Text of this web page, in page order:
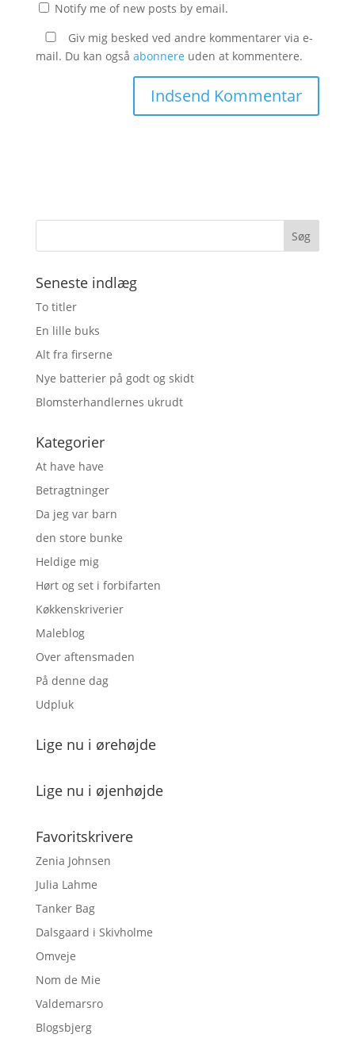
Notify me of new posts by email.
Giv mig besked ved andre kommentarer via e-
mail. Du kan også abonnere uden at kommentere.
Seneste indlæg
To titler
En lille buks
Alt fra firserne
Nye batterier på godt og skidt
Blomsterhandlernes ukrudt
Kategorier
At have have
Betragtninger
Da jeg var barn
den store bunke
Heldige mig
Hørt og set i forbifarten
Køkkenskriverier
Maleblog
Over aftensmaden
På denne dag
Udpluk
Lige nu i ørehøjde
Lige nu i øjenhøjde
Favoritskrivere
Zenia Johnsen
Julia Lahme
Tanker Bag
Dalsgaard i Skivholme
Omveje
Nom de Mie
Valdemarsro
Blogsbjerg